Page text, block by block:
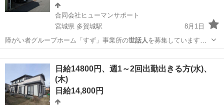
合同会社ヒューマンサポート
宮城県 多賀城駅
8月1日
障がい者グループホーム「すず」事業所の世話人を募集しています。
Ｗワーク歓迎 …
日給14800円、週1～2回出勤出きる方(水)、
(木)
日給14,800円